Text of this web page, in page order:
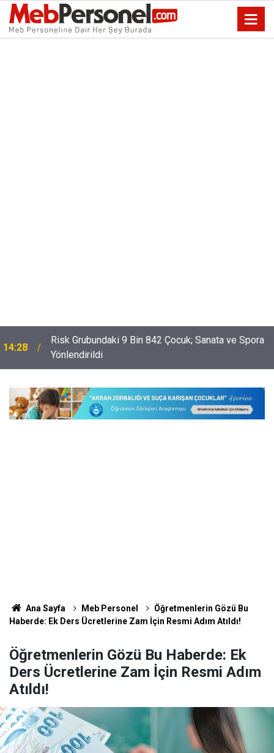
14:28
Risk Grubundaki 9 Bin 842 Çocuk; Sanata ve Spora
Yönlendirildi
Ana Sayfa Meb Personel
Öğretmenlerin Gözü Bu
Haberde: Ek Ders Ücretlerine Zam İçin Resmi Adım Atıldı!
Öğretmenlerin Gözü Bu Haberde: Ek
Ders Ücretlerine Zam İçin Resmi Adım
Atıldı!